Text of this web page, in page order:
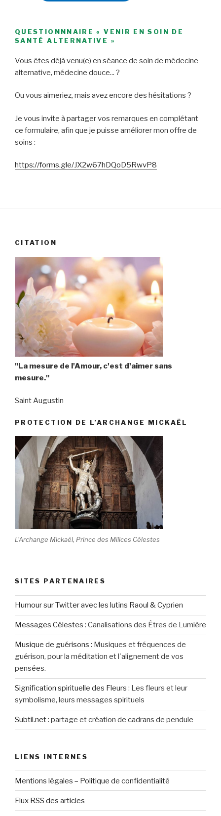
QUESTIONNNAIRE « VENIR EN SOIN DE
SANTÉ ALTERNATIVE »
Vous êtes déjà venu(e) en séance de soin de médecine
alternative, médecine douce... ?
Ou vous aimeriez, mais avez encore des hésitations ?
Je vous invite à partager vos remarques en complétant
ce formulaire, afin que je puisse améliorer mon offre de
soins :
https://forms.gle/JX2w67hDQoD5RwvP8
CITATION
"La mesure de l'Amour, c'est d'aimer sans
mesure."
Saint Augustin
PROTECTION DE L’ARCHANGE MICKAËL
L'Archange Mickaël, Prince des Milices Célestes
SITES PARTENAIRES
Humour sur Twitter avec les lutins Raoul & Cyprien
Messages Célestes : Canalisations des Êtres de Lumière
Musique de guérisons : Musiques et fréquences de
guérison, pour la méditation et l'alignement de vos
pensées.
Signification spirituelle des Fleurs : Les fleurs et leur
symbolisme, leurs messages spirituels
Subtil.net: partage et création de cadrans de pendule
LIENS INTERNES
Mentions légales – Politique de confidentialité
Flux RSS des articles